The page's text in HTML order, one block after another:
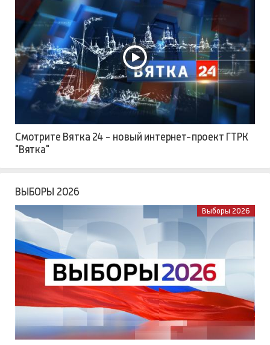
Смотрите Вятка 24 - новый интернет-проект ГТРК
"Вятка"
ВЫБОРЫ 2026
Выборы 2026